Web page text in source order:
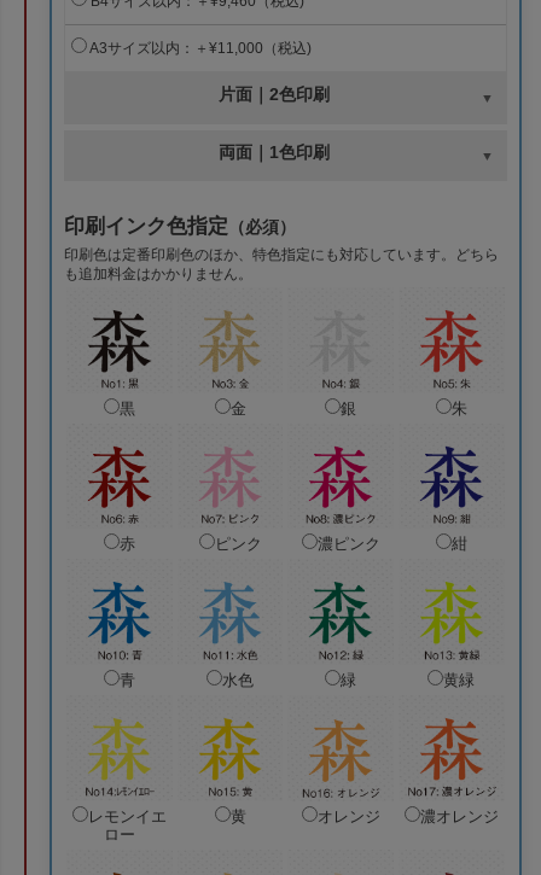
A3サイズ以内：＋¥11,000（税込)
片面｜2色印刷
両面｜1色印刷
印刷インク色指定 （必須）
印刷色は定番印刷色のほか、特色指定にも対応しています。どちら
も追加料金はかかりません。
黒 金 銀 朱
赤 ピンク 濃ピンク 紺
青 水色 緑 黄緑
レモンイエ
ロー
黄 オレンジ 濃オレンジ